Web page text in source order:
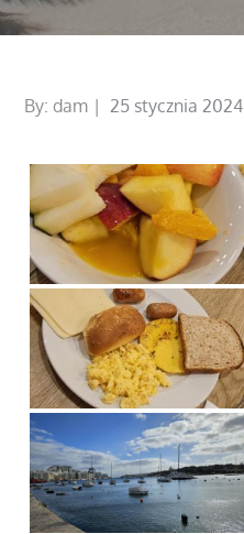
By:dam
Posted
25 stycznia 2024